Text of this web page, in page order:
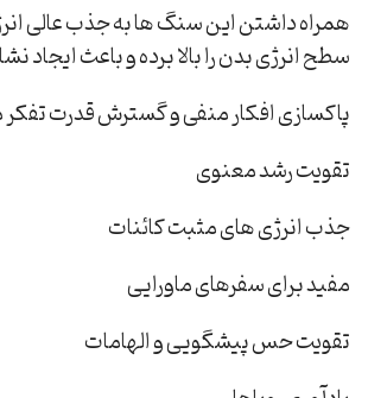
همراه داشتن این سنگ ها به جذب عالی
سطح انرژی بدن را بالا برده و باعث ایجاد
پاکسازی افکار منفی و گسترش قدرت
تقویت رشد معنوی
جذب انرژی های مثبت کائنات
مفید برای سفرهای ماورایی
تقویت حس پیشگویی و الهامات